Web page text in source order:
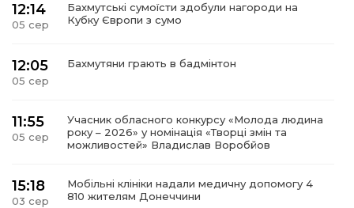
12:14
05 сер
Бахмутські сумоїсти здобули нагороди на
Кубку Європи з сумо
12:05
05 сер
Бахмутяни грають в бадмінтон
11:55
05 сер
Учасник обласного конкурсу «Молода людина
року – 2026» у номінація «Творці змін та
можливостей» Владислав Воробйов
15:18
03 сер
Мобільні клініки надали медичну допомогу 4
810 жителям Донеччини